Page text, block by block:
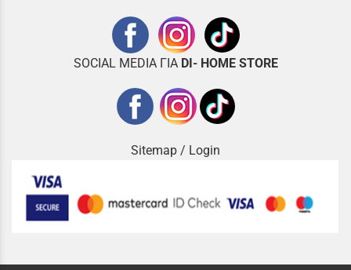
SOCIAL MEDIA ΓΙΑ DI- HOME STORE
Sitemap / Login